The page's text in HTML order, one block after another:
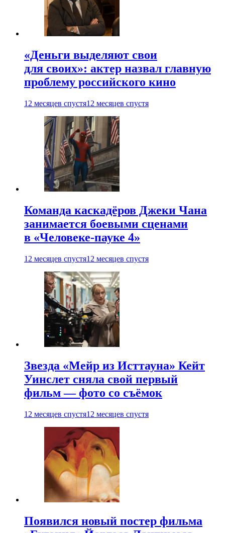
«Деньги выделяют свои
для своих»: актер назвал главную
проблему российского кино
12 месяцев спустя12 месяцев спустя
Команда каскадёров Джеки Чана
занимается боевыми сценами
в «Человеке-пауке 4»
12 месяцев спустя12 месяцев спустя
Звезда «Мейр из Исттауна» Кейт
Уинслет сняла свой первый
фильм — фото со съёмок
12 месяцев спустя12 месяцев спустя
Появился новый постер фильма